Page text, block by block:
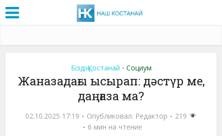
Біздің Қостанай • Социум
Жаназадағы ысырап: дәстүр ме,
даңғаза ма?
02.10.2025 17:19 Опубликовал: Редактор
219
6 мин на чтение